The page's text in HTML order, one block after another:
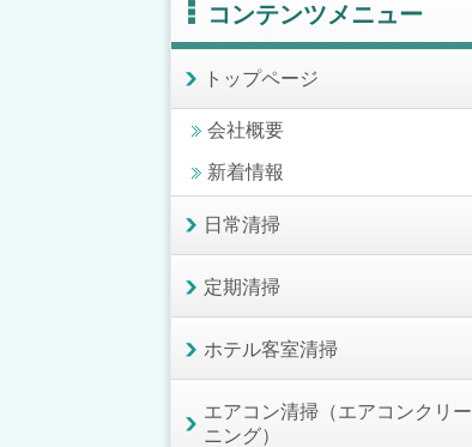
コンテンツメニュー
トップページ
会社概要
新着情報
日常清掃
定期清掃
ホテル客室清掃
エアコン清掃（エアコンクリー
ニング）